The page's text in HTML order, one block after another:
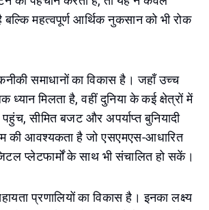
महत्वपूर्ण आर्थिक नुकसान को भी रोक
समाधानों का विकास है। जहाँ उच्च
ध्यान मिलता है, वहीं दुनिया के कई क्षेत्रों में
सीमित बजट और अपर्याप्त बुनियादी
की आवश्यकता है जो एसएमएस-आधारित
प्लेटफार्मों के साथ भी संचालित हो सकें।
प्रणालियों का विकास है। इनका लक्ष्य